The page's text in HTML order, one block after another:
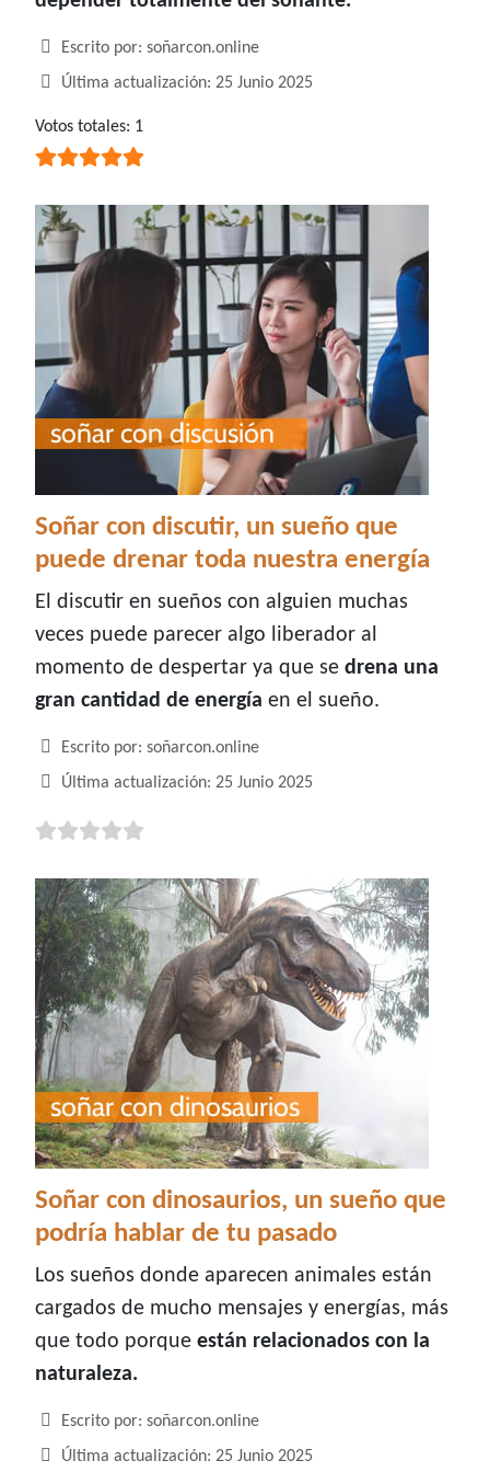
Detalles
Escrito por: soñarcon.online
Última actualización: 25 Junio 2025
Ratio:5/5
Votos totales: 1
Soñar con discutir, un sueño que
puede drenar toda nuestra energía
El discutir en sueños con alguien muchas
veces puede parecer algo liberador al
momento de despertar ya que se drena una
gran cantidad de energía en el sueño.
Detalles
Escrito por: soñarcon.online
Última actualización: 25 Junio 2025
Soñar con dinosaurios, un sueño que
podría hablar de tu pasado
Los sueños donde aparecen animales están
cargados de mucho mensajes y energías, más
que todo porque están relacionados con la
naturaleza.
Detalles
Escrito por: soñarcon.online
Última actualización: 25 Junio 2025